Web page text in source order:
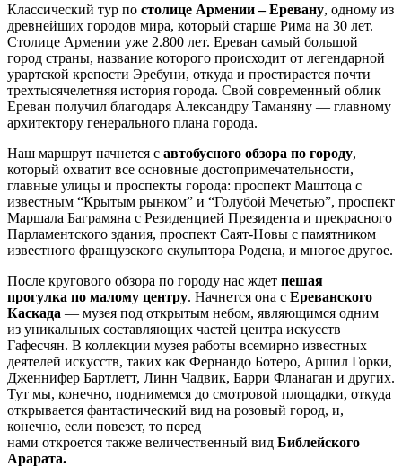
Классический тур по столице Армении – Еревану, одному из
древнейших городов мира, который старше Рима на 30 лет.
Столице Армении уже 2.800 лет. Ереван самый большой
город страны, название которого происходит от легендарной
урартской крепости Эребуни, откуда и простирается почти
трехтысячелетняя история города. Свой современный облик
Ереван получил благодаря Александру Таманяну — главному
архитектору генерального плана города.
Наш маршрут начнется с автобусного обзора по городу,
который охватит все основные достопримечательности,
главные улицы и проспекты города: проспект Маштоца с
известным “Крытым рынком” и “Голубой Мечетью”, проспект
Маршала Баграмяна с Резиденцией Президента и прекрасного
Парламентского здания, проспект Саят-Новы с памятником
известного французского скульптора Родена, и многое другое.
После кругового обзора по городу нас ждет пешая
прогулка по малому центру. Начнется она с Ереванского
Каскада — музея под открытым небом, являющимся одним
из уникальных составляющих частей центра искусств
Гафесчян. В коллекции музея работы всемирно известных
деятелей искусств, таких как Фернандо Ботеро, Аршил Горки,
Дженнифер Бартлетт, Линн Чадвик, Барри Фланаган и других.
Тут мы, конечно, поднимемся до смотровой площадки, откуда
открывается фантастический вид на розовый город, и,
конечно, если повезет, то перед
нами откроется также величественный вид Библейского
Арарата.